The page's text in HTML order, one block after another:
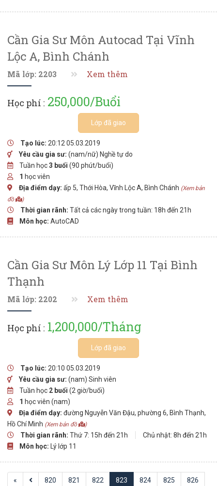
Cần Gia Sư Môn Autocad Tại Vĩnh
Lộc A, Bình Chánh
Mã lớp: 2203 Xem thêm
Học phí : 250,000/Buổi
Lớp đã giao
Tạo lúc: 20:12 05.03.2019
Yêu cầu gia sư: (nam/nữ) Nghề tự do
Tuần học3 buổi (90 phút/buổi)
1 học viên
Địa điểm dạy: ấp 5, Thới Hòa, Vĩnh Lộc A, Bình Chánh (Xem bản
đồ
)
Thời gian rãnh: Tất cả các ngày trong tuần: 18h đến 21h
Môn học: AutoCAD
Cần Gia Sư Môn Lý Lớp 11 Tại Bình
Thạnh
Mã lớp: 2202 Xem thêm
Học phí : 1,200,000/Tháng
Lớp đã giao
Tạo lúc: 20:10 05.03.2019
Yêu cầu gia sư: (nam) Sinh viên
Tuần học 2 buổi (2 giờ/buổi)
1 học viên (nam)
Địa điểm dạy: đường Nguyễn Văn Đậu, phường 6, Bình Thạnh,
Hồ Chí Minh (Xem bản đồ )
Thời gian rãnh: Thứ 7: 15h đến 21h
Chủ nhật: 8h đến 21h
Môn học: Lý lớp 11
« 820 821 822 823 824 825 826